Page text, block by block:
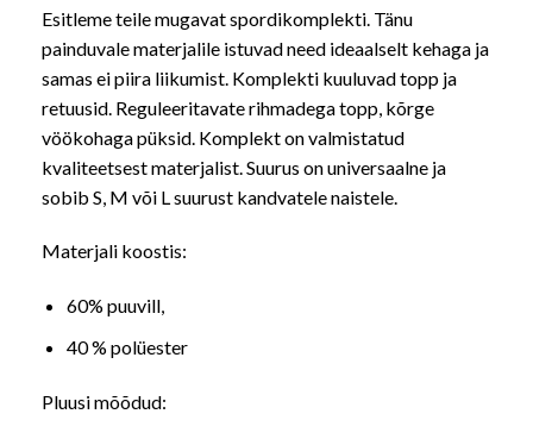
Esitleme teile mugavat spordikomplekti. Tänu
painduvale materjalile istuvad need ideaalselt kehaga ja
samas ei piira liikumist. Komplekti kuuluvad topp ja
retuusid. Reguleeritavate rihmadega topp, kõrge
vöökohaga püksid. Komplekt on valmistatud
kvaliteetsest materjalist. Suurus on universaalne ja
sobib S, M või L suurust kandvatele naistele.
Materjali koostis:
60% puuvill,
40 % polüester
Pluusi mõõdud: